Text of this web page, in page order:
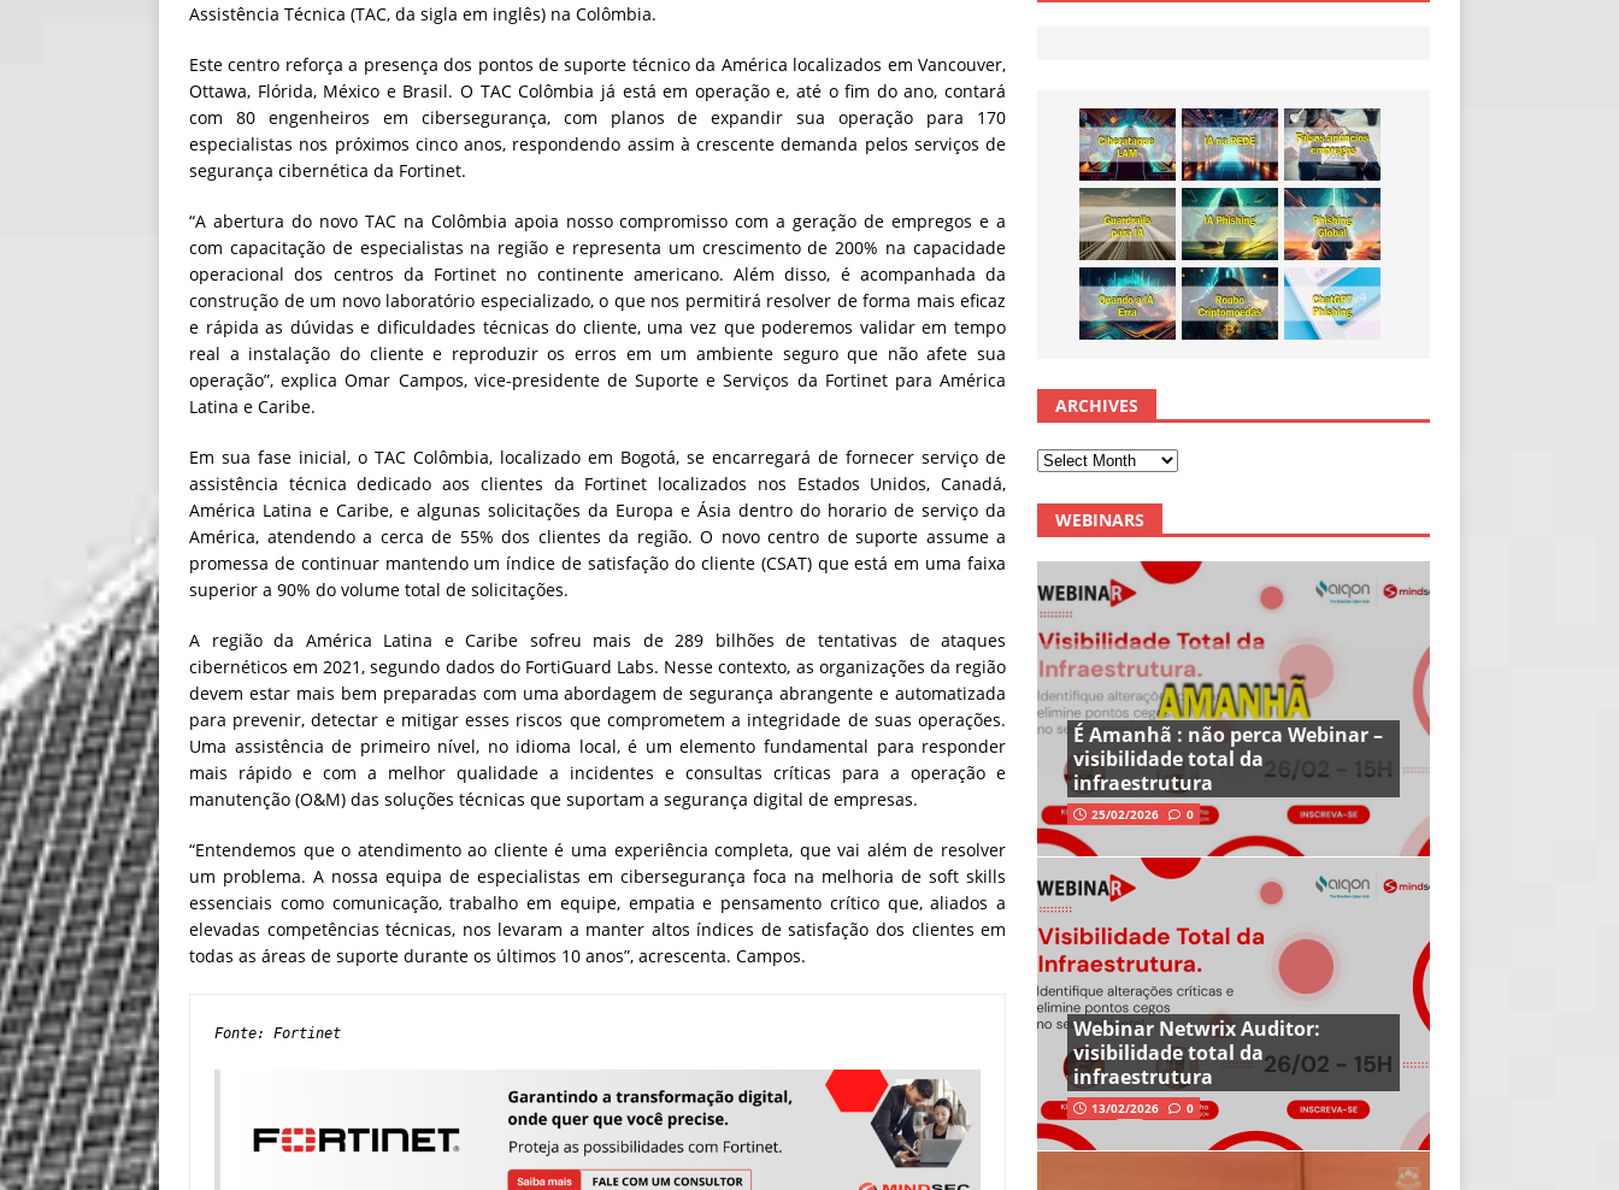
Assistência Técnica (TAC, da sigla em inglês) na Colômbia.
Este centro reforça a presença dos pontos de suporte técnico da América localizados em Vancouver,
Ottawa, Flórida, México e Brasil. O TAC Colômbia já está em operação e, até o fim do ano, contará
com 80 engenheiros em cibersegurança, com planos de expandir sua operação para 170
especialistas nos próximos cinco anos, respondendo assim à crescente demanda pelos serviços de
segurança cibernética da Fortinet.
“A abertura do novo TAC na Colômbia apoia nosso compromisso com a geração de empregos e a
com capacitação de especialistas na região e representa um crescimento de 200% na capacidade
operacional dos centros da Fortinet no continente americano. Além disso, é acompanhada da
construção de um novo laboratório especializado, o que nos permitirá resolver de forma mais eficaz
e rápida as dúvidas e dificuldades técnicas do cliente, uma vez que poderemos validar em tempo
real a instalação do cliente e reproduzir os erros em um ambiente seguro que não afete sua
operação”, explica Omar Campos, vice-presidente de Suporte e Serviços da Fortinet para América
Latina e Caribe.
Em sua fase inicial, o TAC Colômbia, localizado em Bogotá, se encarregará de fornecer serviço de
assistência técnica dedicado aos clientes da Fortinet localizados nos Estados Unidos, Canadá,
América Latina e Caribe, e algunas solicitações da Europa e Ásia dentro do horario de serviço da
América, atendendo a cerca de 55% dos clientes da região. O novo centro de suporte assume a
promessa de continuar mantendo um índice de satisfação do cliente (CSAT) que está em uma faixa
superior a 90% do volume total de solicitações.
A região da América Latina e Caribe sofreu mais de 289 bilhões de tentativas de ataques
cibernéticos em 2021, segundo dados do FortiGuard Labs. Nesse contexto, as organizações da região
devem estar mais bem preparadas com uma abordagem de segurança abrangente e automatizada
para prevenir, detectar e mitigar esses riscos que comprometem a integridade de suas operações.
Uma assistência de primeiro nível, no idioma local, é um elemento fundamental para responder
mais rápido e com a melhor qualidade a incidentes e consultas críticas para a operação e
manutenção (O&M) das soluções técnicas que suportam a segurança digital de empresas.
“Entendemos que o atendimento ao cliente é uma experiência completa, que vai além de resolver
um problema. A nossa equipa de especialistas em cibersegurança foca na melhoria de soft skills
essenciais como comunicação, trabalho em equipe, empatia e pensamento crítico que, aliados a
elevadas competências técnicas, nos levaram a manter altos índices de satisfação dos clientes em
todas as áreas de suporte durante os últimos 10 anos”, acrescenta. Campos.
ARCHIVES
WEBINARS
É Amanhã : não perca Webinar –
visibilidade total da
infraestrutura
25/02/2026 0
Webinar Netwrix Auditor:
visibilidade total da
infraestrutura
13/02/2026 0